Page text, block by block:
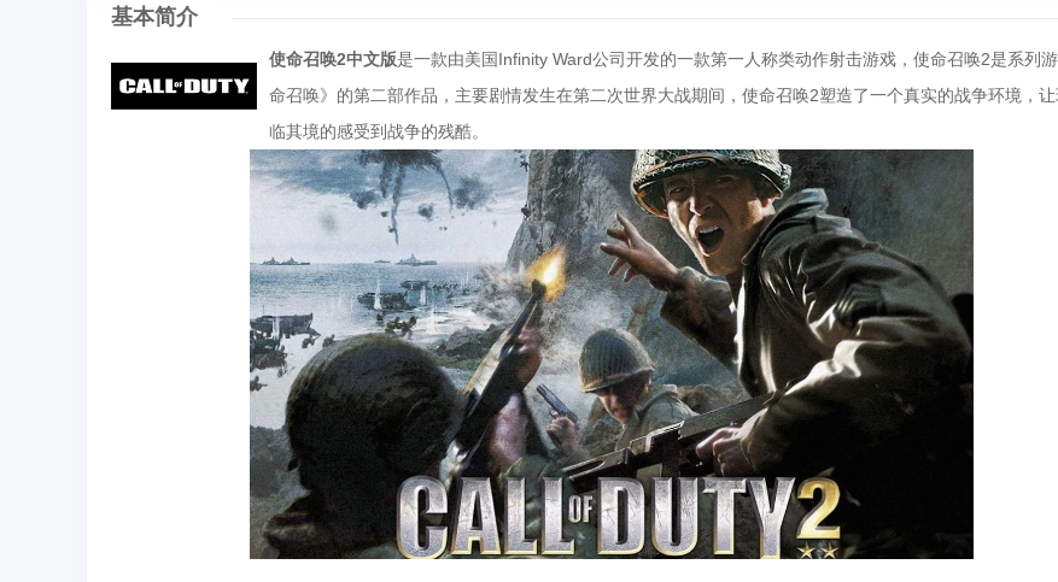
基本简介
使命召唤2中文版是一款由美国Infinity Ward公司开发的一款第一人称类动作射击游戏，使命召唤2是系列
命召唤》的第二部作品，主要剧情发生在第二次世界大战期间，使命召唤2塑造了一个真实的战争环境，
临其境的感受到战争的残酷。